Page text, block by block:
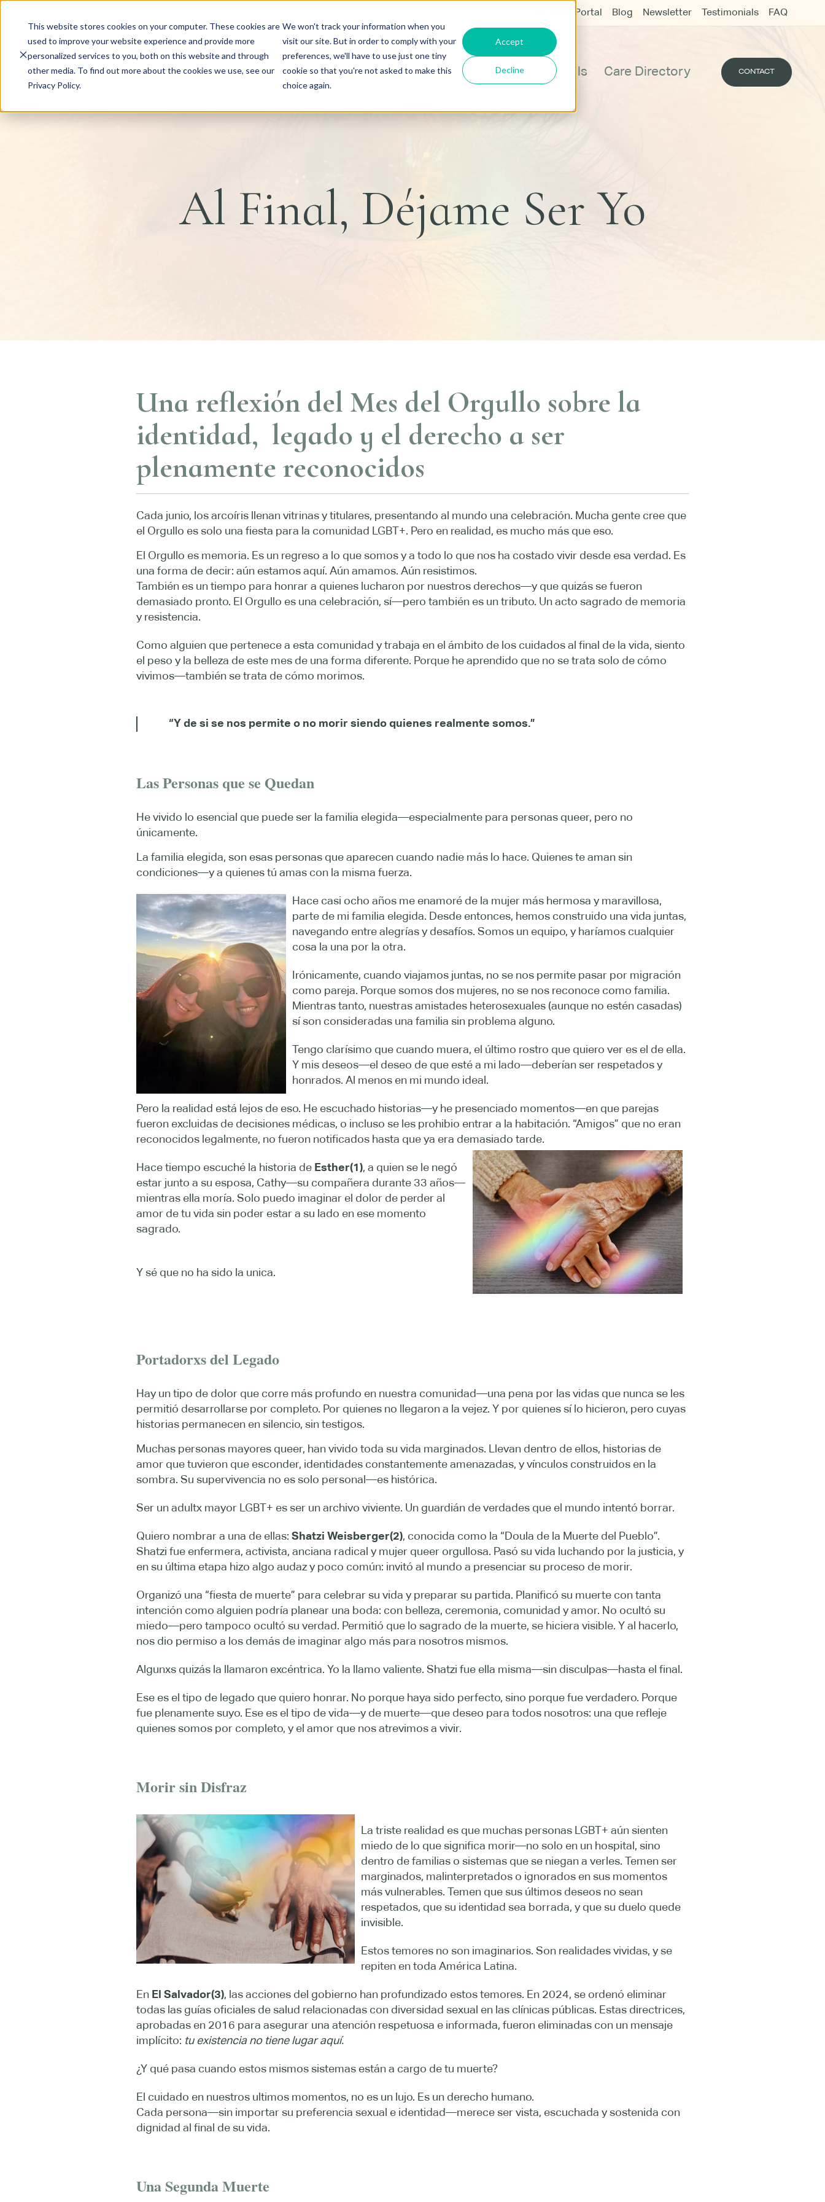
This website stores cookies on your computer. These cookies are
used to improve your website experience and provide more
personalized services to you, both on this website and through
other media. To find out more about the cookies we use, see our
Privacy Policy.
We won't track your information when you
visit our site. But in order to comply with your
preferences, we'll have to use just one tiny
cookie so that you're not asked to make this
choice again.
Accept
Decline
Student Portal Blog Newsletter Testimonials FAQ
About Courses Register Vigils Care Directory CONTACT
Al Final, Déjame Ser Yo
Una reflexión del Mes del Orgullo sobre la
identidad, legado y el derecho a ser
plenamente reconocidos
Cada junio, los arcoíris llenan vitrinas y titulares, presentando al mundo una celebración. Mucha gente cree que
el Orgullo es solo una fiesta para la comunidad LGBT+. Pero en realidad, es mucho más que eso.
El Orgullo es memoria. Es un regreso a lo que somos y a todo lo que nos ha costado vivir desde esa verdad. Es
una forma de decir: aún estamos aquí. Aún amamos. Aún resistimos.
También es un tiempo para honrar a quienes lucharon por nuestros derechos—y que quizás se fueron
demasiado pronto. El Orgullo es una celebración, sí—pero también es un tributo. Un acto sagrado de memoria
y resistencia.
Como alguien que pertenece a esta comunidad y trabaja en el ámbito de los cuidados al final de la vida, siento
el peso y la belleza de este mes de una forma diferente. Porque he aprendido que no se trata solo de cómo
vivimos—también se trata de cómo morimos.
“Y de si se nos permite o no morir siendo quienes realmente somos.”
Las Personas que se Quedan
He vivido lo esencial que puede ser la familia elegida—especialmente para personas queer, pero no
únicamente.
La familia elegida, son esas personas que aparecen cuando nadie más lo hace. Quienes te aman sin
condiciones—y a quienes tú amas con la misma fuerza.
Hace casi ocho años me enamoré de la mujer más hermosa y maravillosa,
parte de mi familia elegida. Desde entonces, hemos construido una vida juntas,
navegando entre alegrías y desafíos. Somos un equipo, y haríamos cualquier
cosa la una por la otra.
Irónicamente, cuando viajamos juntas, no se nos permite pasar por migración
como pareja. Porque somos dos mujeres, no se nos reconoce como familia.
Mientras tanto, nuestras amistades heterosexuales (aunque no estén casadas)
sí son consideradas una familia sin problema alguno.
Tengo clarísimo que cuando muera, el último rostro que quiero ver es el de ella.
Y mis deseos—el deseo de que esté a mi lado—deberían ser respetados y
honrados. Al menos en mi mundo ideal.
Pero la realidad está lejos de eso. He escuchado historias—y he presenciado momentos—en que parejas
fueron excluidas de decisiones médicas, o incluso se les prohibio entrar a la habitación. “Amigos” que no eran
reconocidos legalmente, no fueron notificados hasta que ya era demasiado tarde.
Hace tiempo escuché la historia de Esther(1), a quien se le negó
estar junto a su esposa, Cathy—su compañera durante 33 años—
mientras ella moría. Solo puedo imaginar el dolor de perder al
amor de tu vida sin poder estar a su lado en ese momento
sagrado.
Y sé que no ha sido la unica.
Portadorxs del Legado
Hay un tipo de dolor que corre más profundo en nuestra comunidad—una pena por las vidas que nunca se les
permitió desarrollarse por completo. Por quienes no llegaron a la vejez. Y por quienes sí lo hicieron, pero cuyas
historias permanecen en silencio, sin testigos.
Muchas personas mayores queer, han vivido toda su vida marginados. Llevan dentro de ellos, historias de
amor que tuvieron que esconder, identidades constantemente amenazadas, y vínculos construidos en la
sombra. Su supervivencia no es solo personal—es histórica.
Ser un adultx mayor LGBT+ es ser un archivo viviente. Un guardián de verdades que el mundo intentó borrar.
Quiero nombrar a una de ellas: Shatzi Weisberger(2), conocida como la “Doula de la Muerte del Pueblo”.
Shatzi fue enfermera, activista, anciana radical y mujer queer orgullosa. Pasó su vida luchando por la justicia, y
en su última etapa hizo algo audaz y poco común: invitó al mundo a presenciar su proceso de morir.
Organizó una “fiesta de muerte” para celebrar su vida y preparar su partida. Planificó su muerte con tanta
intención como alguien podría planear una boda: con belleza, ceremonia, comunidad y amor. No ocultó su
miedo—pero tampoco ocultó su verdad. Permitió que lo sagrado de la muerte, se hiciera visible. Y al hacerlo,
nos dio permiso a los demás de imaginar algo más para nosotros mismos.
Algunxs quizás la llamaron excéntrica. Yo la llamo valiente. Shatzi fue ella misma—sin disculpas—hasta el final.
Ese es el tipo de legado que quiero honrar. No porque haya sido perfecto, sino porque fue verdadero. Porque
fue plenamente suyo. Ese es el tipo de vida—y de muerte—que deseo para todos nosotros: una que refleje
quienes somos por completo, y el amor que nos atrevimos a vivir.
Morir sin Disfraz
La triste realidad es que muchas personas LGBT+ aún sienten
miedo de lo que significa morir—no solo en un hospital, sino
dentro de familias o sistemas que se niegan a verles. Temen ser
marginados, malinterpretados o ignorados en sus momentos
más vulnerables. Temen que sus últimos deseos no sean
respetados, que su identidad sea borrada, y que su duelo quede
invisible.
Estos temores no son imaginarios. Son realidades vividas, y se
repiten en toda América Latina.
En El Salvador(3), las acciones del gobierno han profundizado estos temores. En 2024, se ordenó eliminar
todas las guías oficiales de salud relacionadas con diversidad sexual en las clínicas públicas. Estas directrices,
aprobadas en 2016 para asegurar una atención respetuosa e informada, fueron eliminadas con un mensaje
implícito: tu existencia no tiene lugar aquí.
¿Y qué pasa cuando estos mismos sistemas están a cargo de tu muerte?
El cuidado en nuestros ultimos momentos, no es un lujo. Es un derecho humano.
Cada persona—sin importar su preferencia sexual e identidad—merece ser vista, escuchada y sostenida con
dignidad al final de su vida.
Una Segunda Muerte